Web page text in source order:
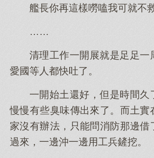
艦長你再這樣嘮嗑我可就不
……
清理工作一開展就是足足一
愛國等人都快吐了。
一開始土還好，但是時間久
慢慢有些臭味傳出來了。而土實
家沒有辦法，只能問消防那邊借
過來，一邊沖一邊用工兵鏟挖。